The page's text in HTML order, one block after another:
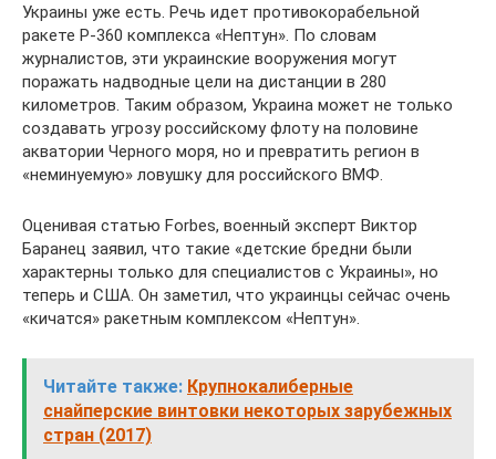
Украины уже есть. Речь идет противокорабельной
ракете Р-360 комплекса «Нептун». По словам
журналистов, эти украинские вооружения могут
поражать надводные цели на дистанции в 280
километров. Таким образом, Украина может не только
создавать угрозу российскому флоту на половине
акватории Черного моря, но и превратить регион в
«неминуемую» ловушку для российского ВМФ.
Оценивая статью Forbes, военный эксперт Виктор
Баранец заявил, что такие «детские бредни были
характерны только для специалистов с Украины», но
теперь и США. Он заметил, что украинцы сейчас очень
«кичатся» ракетным комплексом «Нептун».
Читайте также: Крупнокалиберные
снайперские винтовки некоторых зарубежных
стран (2017)